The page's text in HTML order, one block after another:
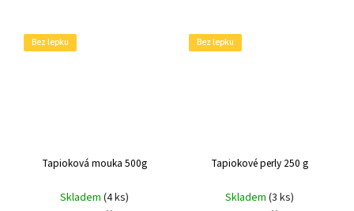
Bez lepku
Tapioková mouka 500g
Skladem (4 ks)
Bez lepku
Tapiokové perly 250 g
Skladem (3 ks)